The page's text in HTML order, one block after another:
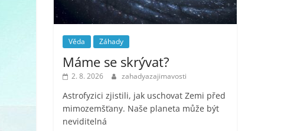
Věda Záhady
Máme se skrývat?
2. 8. 2026 zahadyazajimavosti
Astrofyzici zjistili, jak uschovat Zemi před
mimozemšťany. Naše planeta může být
neviditelná